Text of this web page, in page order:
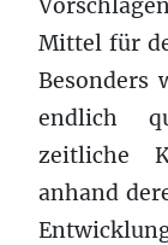
Mittel für
Besonders
endlich
zeitliche
anhand